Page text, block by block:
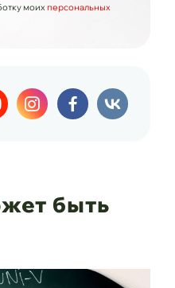
моих персональных
быть